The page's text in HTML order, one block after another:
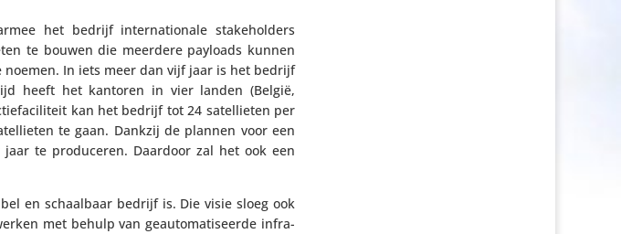
het bedrijf inter­na­ti­o­nale stake­hol­ders
te bouwen die meerdere payloads kunnen
In iets meer dan vijf jaar is het bedrijf
heeft het kantoren in vier landen (België,
kan het bedrijf tot 24 satel­lieten per
te gaan. Dankzij de plannen voor een
te produ­ceren. Daardoor zal het ook een
en schaal­baar bedrijf is. Die visie sloeg ook
met behulp van geau­to­ma­ti­seerde infra­